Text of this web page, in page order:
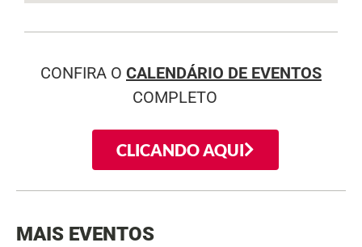
CONFIRA O CALENDÁRIO DE EVENTOS
COMPLETO
CLICANDO AQUI
MAIS EVENTOS